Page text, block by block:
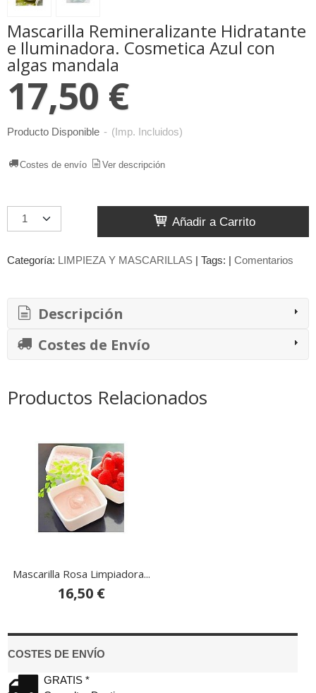
COSTES DE ENVÍO
GRATIS *
Mascarilla Remineralizante Hidratante
e Iluminadora. Cosmetica Azul con
algas mandala
17,50 €
Producto Disponible - (Imp. Incluidos)
Costes de envío Ver descripción
Añadir a Carrito
Categoría: LIMPIEZA Y MASCARILLAS | Tags: | Comentarios
Descripción
Costes de Envío
Productos Relacionados
Mascarilla Rosa Limpiadora...
16,50 €